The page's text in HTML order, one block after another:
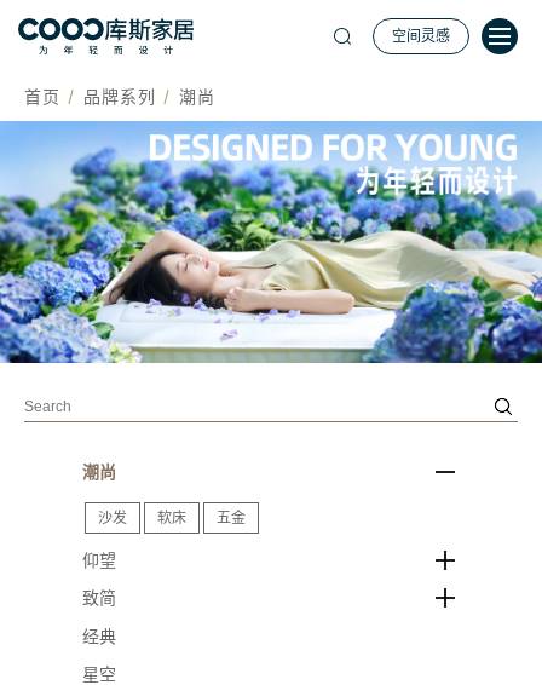
空间灵感
首页 品牌系列 潮尚
潮尚
沙发 软床 五金
仰望
致简
经典
星空